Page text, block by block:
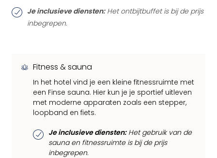
Je inclusieve diensten:Het ontbijtbuffet is bij de prijs
inbegrepen.
Fitness & sauna
In het hotel vind je een kleine fitnessruimte met
een Finse sauna. Hier kun je je sportief uitleven
met moderne apparaten zoals een stepper,
loopband en fiets.
Je inclusieve diensten:Het gebruik van de
sauna en fitnessruimte is bij de prijs
inbegrepen.